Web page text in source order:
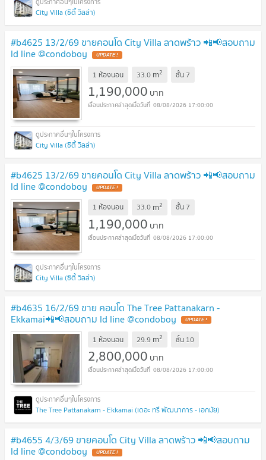
City Villa (ซิตี้ วิลล่า)
#b4625 13/2/69 ขายคอนโด City Villa ลาดพร้าว 📲📢สอบถาม
ld line @condoboy UPDATE !
1 ห้องนอน 33.0 m2 ชั้น 7
1,190,000 บาท
08/08/2026 17:00:00
City Villa (ซิตี้ วิลล่า)
#b4625 13/2/69 ขายคอนโด City Villa ลาดพร้าว 📲📢สอบถาม
ld line @condoboy UPDATE !
1 ห้องนอน 33.0 m2 ชั้น 7
1,190,000 บาท
08/08/2026 17:00:00
City Villa (ซิตี้ วิลล่า)
#b4635 16/2/69 ขาย คอนโด The Tree Pattanakarn -
Ekkamai📲📢สอบถาม ld line @condoboy UPDATE !
1 ห้องนอน 29.9 m2 ชั้น 10
2,800,000 บาท
08/08/2026 17:00:00
The Tree Pattanakarn - Ekkamai (เดอะ ทรี พัฒนาการ - เอกมัย)
#b4655 4/3/69 ขายคอนโด City Villa ลาดพร้าว 📲📢สอบถาม
ld line @condoboy UPDATE !